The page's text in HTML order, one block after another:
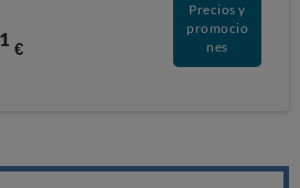
€
Precios y
promocio
nes